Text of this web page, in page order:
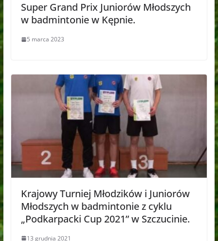
Super Grand Prix Juniorów Młodszych
w badmintonie w Kępnie.
5 marca 2023
Krajowy Turniej Młodzików i Juniorów
Młodszych w badmintonie z cyklu
„Podkarpacki Cup 2021” w Szczucinie.
13 grudnia 2021